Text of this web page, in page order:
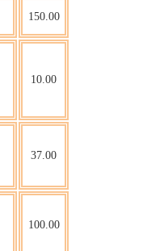
150.00
10.00
37.00
100.00